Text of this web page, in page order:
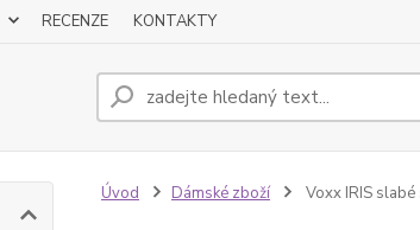
RECENZE KONTAKTY
Úvod Dámské zboží Voxx IRIS